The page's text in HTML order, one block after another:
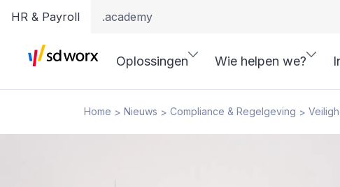
HR & Payroll .academy
Oplossingen Wie helpen we?
Home > Nieuws > Compliance & Regelgeving >